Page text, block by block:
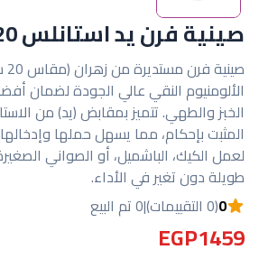
صينية فرن يد استانلس 20
الألومنيوم النقي عالي الجودة لضمان
الخبز والطهي. تتميز بمقابض (يد) من
المثبت بإحكام، مما يسهل حملها وإدخالها
لعمل الكيك، الباشميل، أو الصواني
طويلة دون تغير في الأداء.
0(0 التقييمات) |0 تم البيع
EGP1459